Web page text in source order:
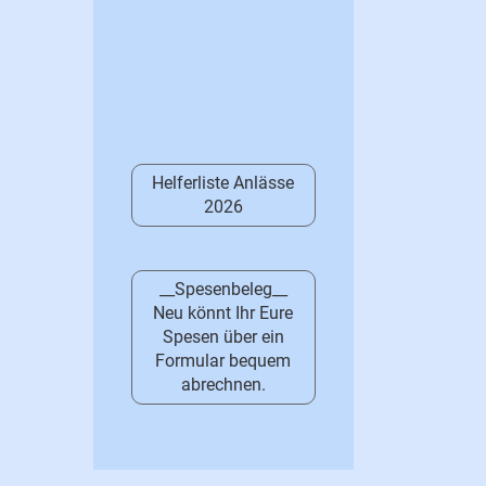
Helferliste Anlässe
2026
__Spesenbeleg__
Neu könnt Ihr Eure
Spesen über ein
Formular bequem
abrechnen.